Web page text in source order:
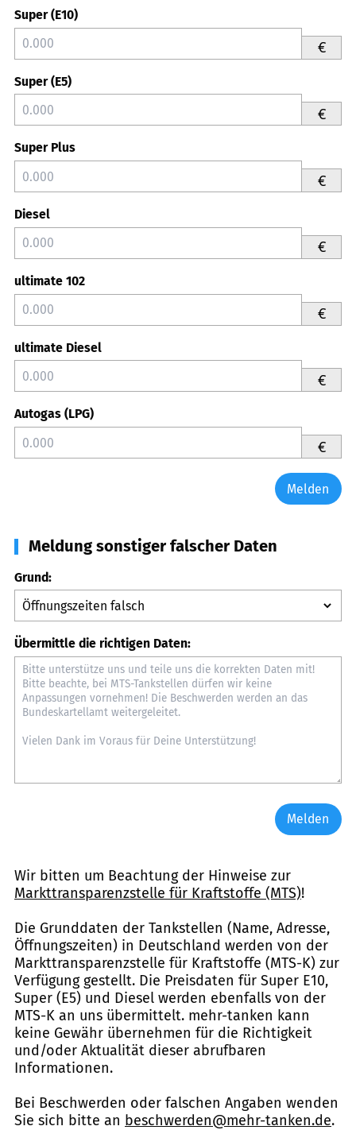
Super (E10)
€
Super (E5)
€
Super Plus
€
Diesel
€
ultimate 102
€
ultimate Diesel
€
Autogas (LPG)
€
Melden
Meldung sonstiger falscher Daten
Grund:
Übermittle die richtigen Daten:
Melden
Wir bitten um Beachtung der Hinweise zur
Markttransparenzstelle für Kraftstoffe (MTS)!
Die Grunddaten der Tankstellen (Name, Adresse,
Öffnungszeiten) in Deutschland werden von der
Markttransparenzstelle für Kraftstoffe (MTS-K) zur
Verfügung gestellt. Die Preisdaten für Super E10,
Super (E5) und Diesel werden ebenfalls von der
MTS-K an uns übermittelt. mehr-tanken kann
keine Gewähr übernehmen für die Richtigkeit
und/oder Aktualität dieser abrufbaren
Informationen.
Bei Beschwerden oder falschen Angaben wenden
Sie sich bitte an beschwerden@mehr-tanken.de.